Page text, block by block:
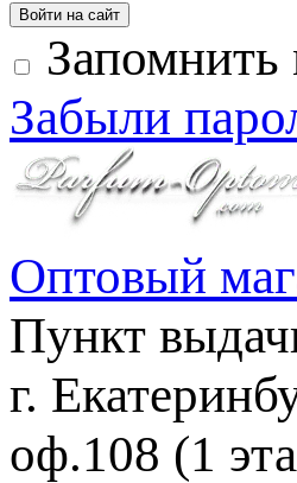
Войти на сайт
Запомнить
Забыли
Оптовый
Пункт
г.
оф.108 (1